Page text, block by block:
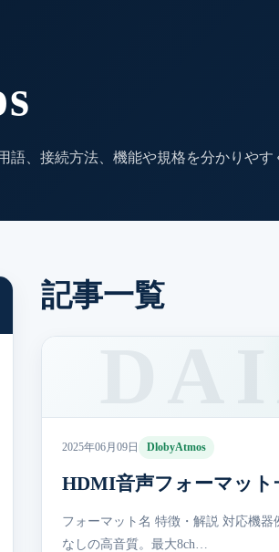
、接続方法、機能や規格を分かりやす
記事一覧
2025年06月09日 DlobyAtmos
HDMI音声フォーマット
フォーマット名 特徴・解説 対応機器
なしの高音質。最大8ch…